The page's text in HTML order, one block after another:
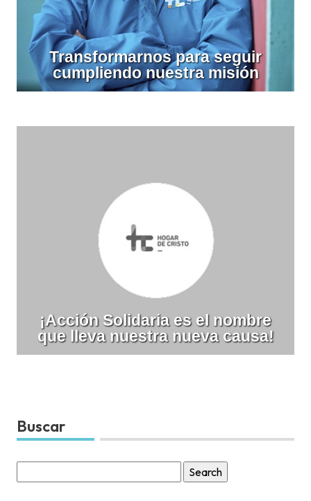
Transformarnos para seguir
cumpliendo nuestra misión
¡Acción Solidaria es el nombre
que lleva nuestra nueva causa!
Buscar
for: